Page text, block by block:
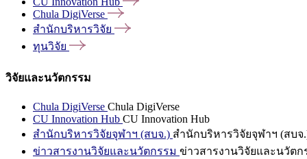
Chula DigiVerse
สำนักบริหารวิจัย
ทุนวิจัย
วิจัยและนวัตกรรม
Chula DigiVerse Chula DigiVerse
CU Innovation Hub CU Innovation Hub
สำนักบริหารวิจัยจุฬาฯ (สบจ.) สำนักบริหารวิจัยจุฬาฯ (สบจ
ข่าวสารงานวิจัยและนวัตกรรม ข่าวสารงานวิจัยและนวัตก